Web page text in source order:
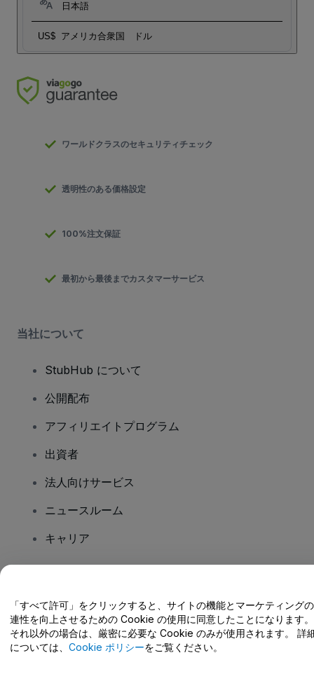
日本語
US$ アメリカ合衆国 ドル
ワールドクラスのセキュリティチェック
透明性のある価格設定
100%注文保証
最初から最後までカスタマーサービス
当社について
StubHub について
公開配布
アフィリエイトプログラム
出資者
法人向けサービス
ニュースルーム
キャリア
ヘルプセンター / こちらまでご連絡下さい
「すべて許可」をクリックすると、サイトの機能とマーケティング
連性を向上させるための Cookie の使用に同意したことになります。
それ以外の場合は、厳密に必要な Cookie のみが使用されます。 詳
については、 Cookie ポリシーをご覧ください。